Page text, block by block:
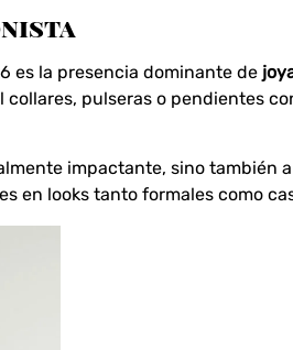
es la presencia dominante de
pulseras o pendientes
impactante, sino también
en looks tanto formales como